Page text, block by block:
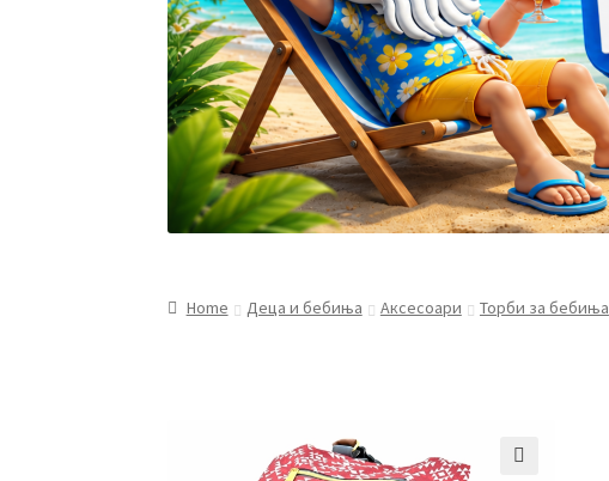
Home Деца и бебиња Аксесоари Торби за бебиња